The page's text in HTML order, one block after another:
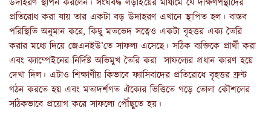
উদাহরণ স্থাপন করলেন। সংঘবদ্ধ লড়াইয়ের মাধ্যমে যে দক্ষিণপন্থীদের
প্রতিরোধ করা যায় তার একটা বড় উদাহরণ এখানে স্থাপিত হল। বাস্তব
পরিস্থিতি অনুমান করে, কিছু মতভেদ সত্বেও একটা বৃহত্তর এক্য তৈরি
করার মধ্যে দিয়ে জেএনইউ’তে সাফল্য এসেছে। সঠিক ব্যক্তিকে প্রার্থী করা
এবং ক্যাম্পেইনের নির্দিষ্ট অভিমুখ তৈরি করা সাফল্যের প্রধান কারণ হয়ে
দেখা দিল। এটাও শিক্ষাণীয় কিভাবে ফ্যাসিবাদের প্রতিরোধে বৃহত্তর ফ্রন্ট
গঠন করতে হয় এবং মতাদর্শগত ঐক্যের ভিত্তিতে গড়ে তোলা কৌশলের
সঠিকভাবে প্রয়োগ করে সাফল্যে পৌঁছুতে হয়।